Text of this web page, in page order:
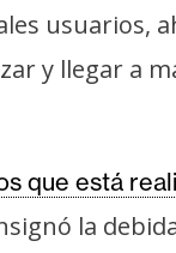
usuarios,
y llegar a
que está
la